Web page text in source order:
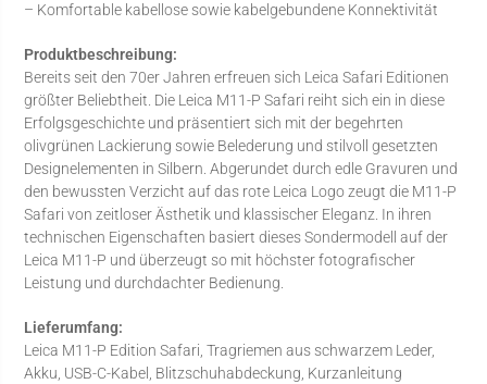
– Komfortable kabellose sowie kabelgebundene Konnektivität
Produktbeschreibung:
Bereits seit den 70er Jahren erfreuen sich Leica Safari Editionen
größter Beliebtheit. Die Leica M11-P Safari reiht sich ein in diese
Erfolgsgeschichte und präsentiert sich mit der begehrten
olivgrünen Lackierung sowie Belederung und stilvoll gesetzten
Designelementen in Silbern. Abgerundet durch edle Gravuren und
den bewussten Verzicht auf das rote Leica Logo zeugt die M11-P
Safari von zeitloser Ästhetik und klassischer Eleganz. In ihren
technischen Eigenschaften basiert dieses Sondermodell auf der
Leica M11-P und überzeugt so mit höchster fotografischer
Leistung und durchdachter Bedienung.
Lieferumfang:
Leica M11-P Edition Safari, Tragriemen aus schwarzem Leder,
Akku, USB-C-Kabel, Blitzschuhabdeckung, Kurzanleitung